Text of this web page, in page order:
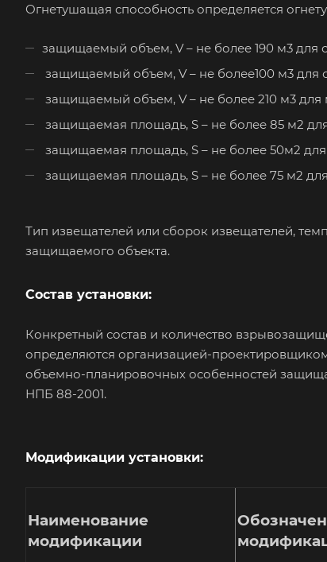
Огнетушащая способность определяется
защищаемый объем, V – не более 190 м3
защищаемый объем, V – не более100 м3
защищаемый объем, V – не более 210 м3
защищаемая площадь, S – не более 85 м2
защищаемая площадь, S – не более 50м2
защищаемая площадь, S – не более 75 м2
Тип извещателей или сборок извещателей,
защищаемого объекта.
Состав установки:
Конкретный состав и количество
определяются организацией-
объемно-планировочных особенностей
НПБ 88-2001.
Модификации установки:
Наименование
модификации